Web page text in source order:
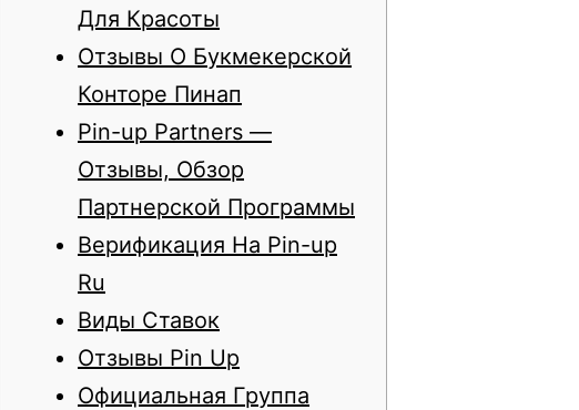
Для Красоты
Отзывы О Букмекерской
Конторе Пинап
Pin-up Partners —
Отзывы, Обзор
Партнерской Программы
Верификация На Pin-up
Ru
Виды Ставок
Отзывы Pin Up
Официальная Группа